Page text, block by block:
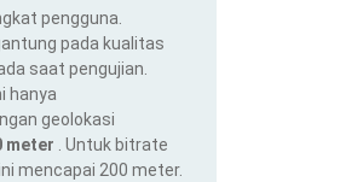
pengguna.
pada kualitas
saat pengujian.
hanya
geolokasi
meter
. Untuk bitrate
mencapai 200 meter.